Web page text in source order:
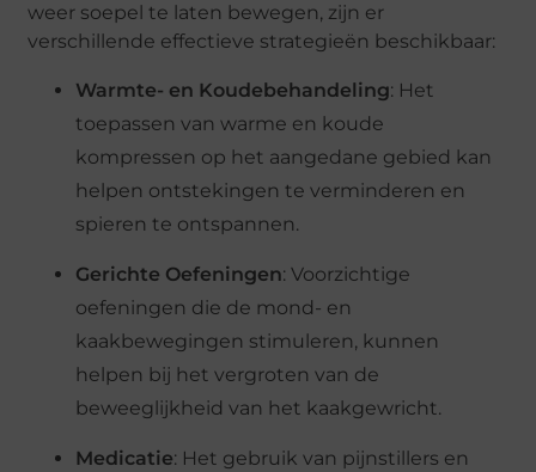
weer soepel te laten bewegen, zijn er
verschillende effectieve strategieën beschikbaar:
Warmte- en Koudebehandeling: Het
toepassen van warme en koude
kompressen op het aangedane gebied kan
helpen ontstekingen te verminderen en
spieren te ontspannen.
Gerichte Oefeningen: Voorzichtige
oefeningen die de mond- en
kaakbewegingen stimuleren, kunnen
helpen bij het vergroten van de
beweeglijkheid van het kaakgewricht.
Medicatie: Het gebruik van pijnstillers en